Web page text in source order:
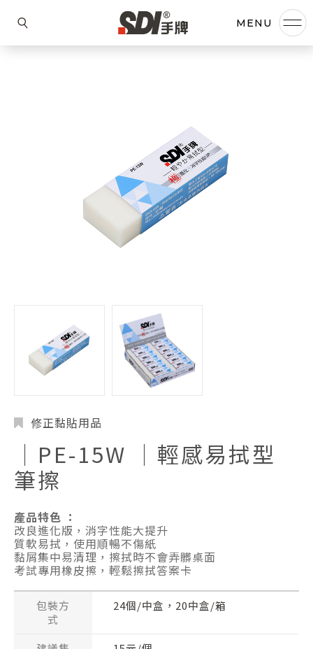
修正黏貼用品
│PE-15W │輕感易拭型
筆擦
產品特色 ：
改良進化版，消字性能大提升
質軟易拭，使用順暢不傷紙
黏屑集中易清理，擦拭時不會弄髒桌面
考試專用橡皮擦，輕鬆擦拭答案卡
包裝方
式
24個/中盒，20中盒/箱